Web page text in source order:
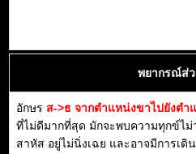
พยากรณ์ส่
อักษร ส->ธ จากตำแหน่งขาไปยังตำ
ที่ไม่ดีมากที่สุด มักจะพบความทุกข์ไม่
สาหัส อยู่ไม่นิ่งเฉย และอาจมีการเดิ